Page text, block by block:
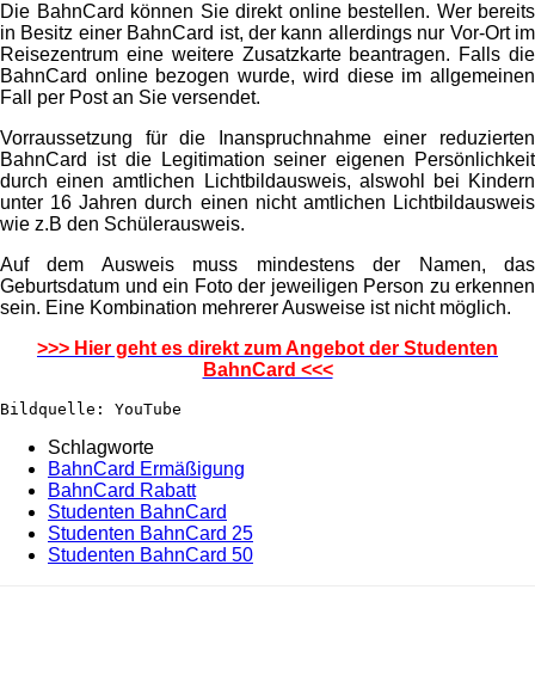
Die BahnCard können Sie direkt online bestellen. Wer bereits
in Besitz einer BahnCard ist, der kann allerdings nur Vor-Ort im
Reisezentrum eine weitere Zusatzkarte beantragen. Falls die
BahnCard online bezogen wurde, wird diese im allgemeinen
Fall per Post an Sie versendet.
Vorraussetzung für die Inanspruchnahme einer reduzierten
BahnCard ist die Legitimation seiner eigenen Persönlichkeit
durch einen amtlichen Lichtbildausweis, alswohl bei Kindern
unter 16 Jahren durch einen nicht amtlichen Lichtbildausweis
wie z.B den Schülerausweis.
Auf dem Ausweis muss mindestens der Namen, das
Geburtsdatum und ein Foto der jeweiligen Person zu erkennen
sein. Eine Kombination mehrerer Ausweise ist nicht möglich.
>>> Hier geht es direkt zum Angebot der Studenten
BahnCard <<<
Bildquelle: YouTube
Schlagworte
BahnCard Ermäßigung
BahnCard Rabatt
Studenten BahnCard
Studenten BahnCard 25
Studenten BahnCard 50